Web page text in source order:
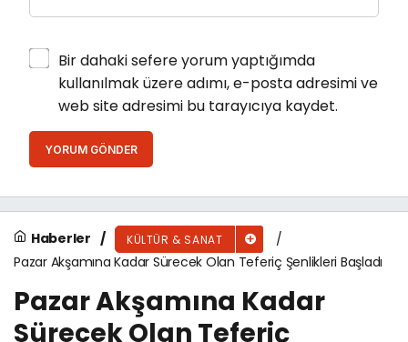
Bir dahaki sefere yorum yaptığımda
kullanılmak üzere adımı, e-posta adresimi ve
web site adresimi bu tarayıcıya kaydet.
YORUM GÖNDER
Haberler KÜLTÜR & SANAT
Pazar Akşamına Kadar Sürecek Olan Teferiç Şenlikleri Başladı
Pazar Akşamına Kadar
Sürecek Olan Teferiç